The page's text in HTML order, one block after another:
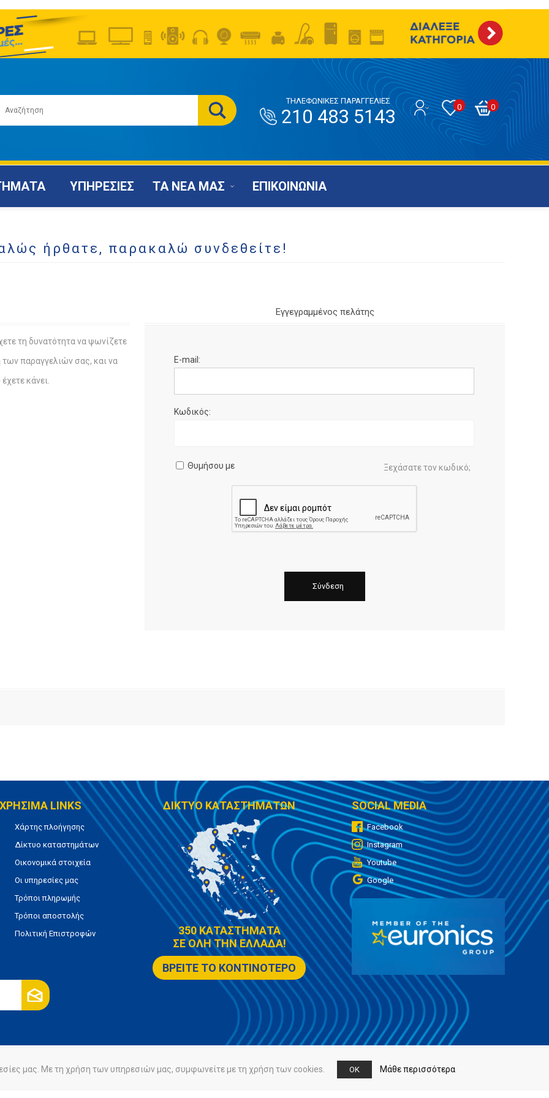
0
0
ΤΗΛΕΦΩΝΙΚΕΣ ΠΑΡΑΓΓΕΛΙΕΣ
210 483 5143
ΥΠΗΡΕΣΙΕΣ ΤΑ ΝΕΑ ΜΑΣ ΕΠΙΚΟΙΝΩΝΙΑ
ήρθατε, παρακαλώ συνδεθείτε!
τη δυνατότητα να ψωνίζετε
των παραγγελιών σας, και να
κάνει.
Εγγεγραμμένος πελάτης
E-mail:
Κωδικός:
Θυμήσου με Ξεχάσατε τον κωδικό;
ΧΡΗΣΙΜΑ LINKS
Χάρτης πλοήγησης
Δίκτυο καταστημάτων
Οικονομικά στοιχεία
Οι υπηρεσίες μας
Τρόποι πληρωμής
Τρόποι αποστολής
Πολιτική Επιστροφών
ΔΙΚΤΥΟ ΚΑΤΑΣΤΗΜΑΤΩΝ
350 ΚΑΤΑΣΤΗΜΑΤΑ
ΣΕ ΟΛΗ ΤΗΝ ΕΛΛΑΔΑ!
ΒΡΕΙΤΕ ΤΟ ΚΟΝΤΙΝΟΤΕΡΟ
SOCIAL MEDIA
Facebook
Instagram
Youtube
Google
Πολιτική Cookies
μας. Με τη χρήση των υπηρεσιών μας, συμφωνείτε με τη χρήση των cookies. OK Μάθε περισσότερα